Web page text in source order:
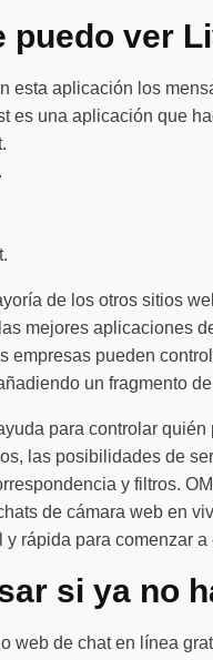
puedo ver
esta aplicación los
es una aplicación que
de los otros sitios
mejores aplicaciones
empresas pueden
un fragmento
para controlar
las posibilidades de
y filtros.
de cámara web en
y rápida para comenzar a
si ya no
web de chat en línea